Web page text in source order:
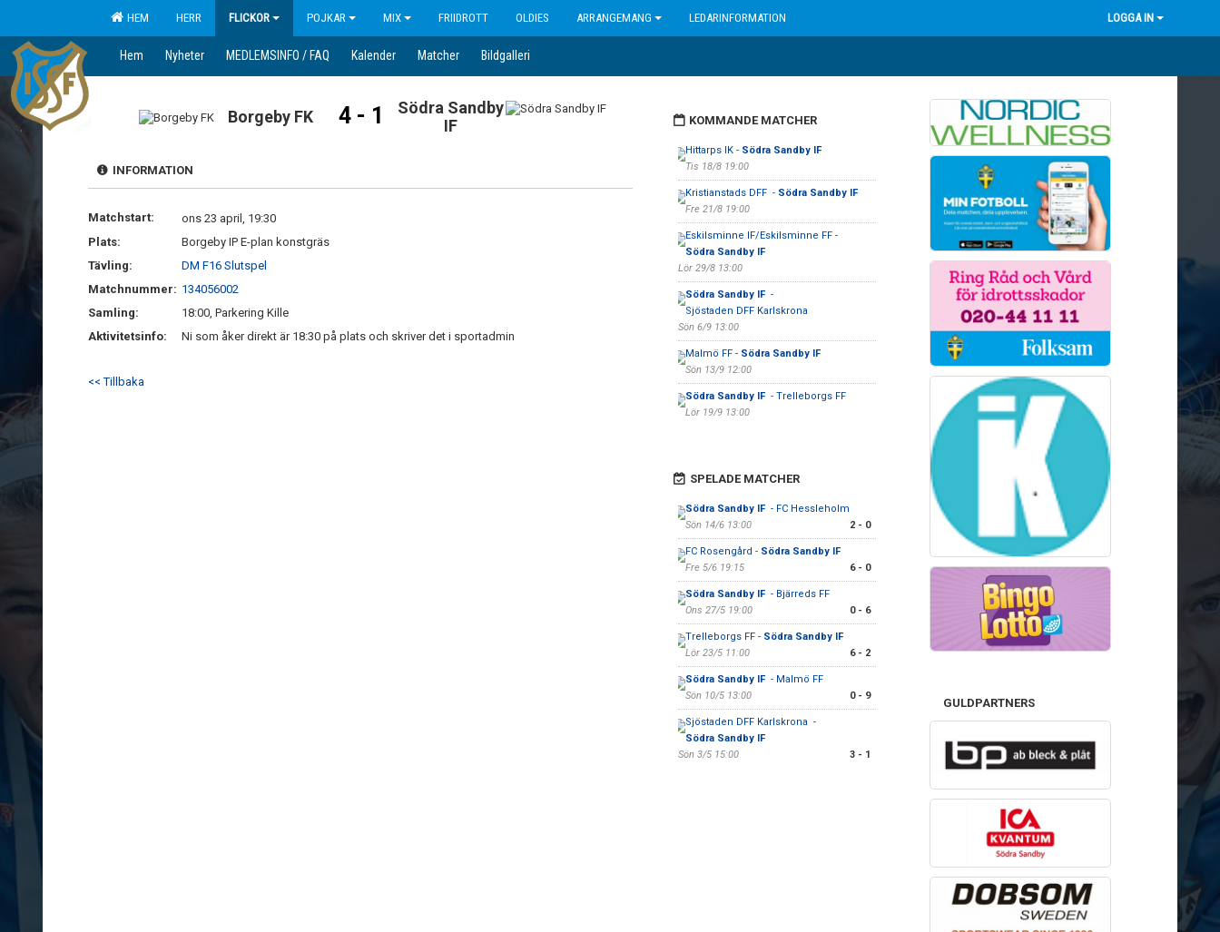
HEM HERR FLICKOR POJKAR MIX FRIIDROTT OLDIES ARRANGEMANG LEDARINFORMATION LOGGA IN
Hem Nyheter MEDLEMSINFO / FAQ Kalender Matcher Bildgalleri
Borgeby FK 4 - 1
Södra Sandby
IF
INFORMATION
Matchstart:
ons 23 april, 19:30
Plats:
Borgeby IP E-plan konstgräs
Tävling:
DM F16 Slutspel
Matchnummer: 134056002
Samling:
18:00, Parkering Kille
Aktivitetsinfo:
Ni som åker direkt är 18:30 på plats och skriver det i sportadmin
<< Tillbaka
KOMMANDE MATCHER
Hittarps IK - Södra Sandby IF
Tis 18/8 19:00
Kristianstads DFF - Södra Sandby IF
Fre 21/8 19:00
Eskilsminne IF/Eskilsminne FF -
Södra Sandby IF
Lör 29/8 13:00
Södra Sandby IF -
Sjöstaden DFF Karlskrona
Sön 6/9 13:00
Malmö FF - Södra Sandby IF
Sön 13/9 12:00
Södra Sandby IF - Trelleborgs FF
Lör 19/9 13:00
SPELADE MATCHER
Södra Sandby IF - FC Hessleholm
Sön 14/6 13:00
2 - 0
FC Rosengård - Södra Sandby IF
Fre 5/6 19:15
6 - 0
Södra Sandby IF - Bjärreds FF
Ons 27/5 19:00
0 - 6
Trelleborgs FF - Södra Sandby IF
Lör 23/5 11:00
6 - 2
Södra Sandby IF - Malmö FF
Sön 10/5 13:00
0 - 9
Sjöstaden DFF Karlskrona -
Södra Sandby IF
Sön 3/5 15:00
3 - 1
GULDPARTNERS